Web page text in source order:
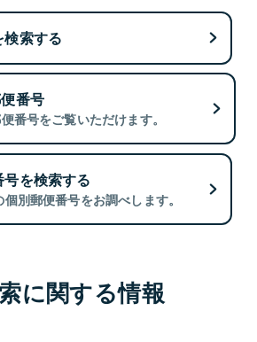
索する
番号
番号をご覧いただけます。
を検索する
別郵便番号をお調べします。
に関する情報